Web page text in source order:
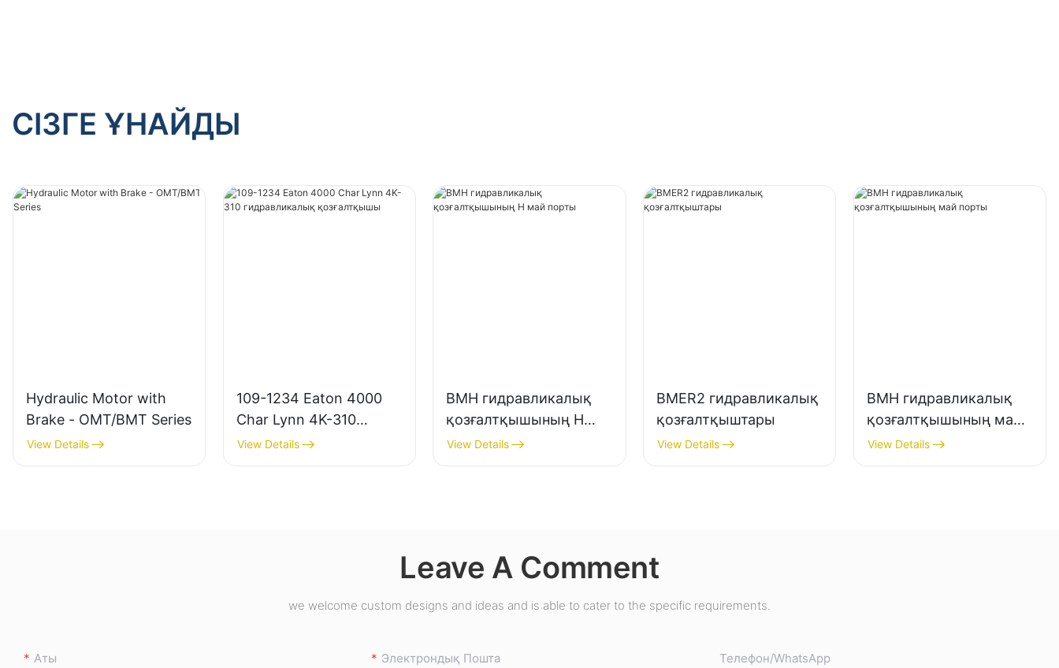
СІЗГЕ ҰНАЙДЫ
Hydraulic Motor with
Brake - OMT/BMT Series
View Details
109-1234 Eaton 4000
Char Lynn 4K-310
гидравликалық
қозғалтқышы
View Details
BMH гидравликалық
қозғалтқышының H
май порты
View Details
BMER2 гидравликалық
қозғалтқыштары
View Details
BMH гидравликалық
қозғалтқышының май
порты
View Details
Leave A Comment
we welcome custom designs and ideas and is able to cater to the specific requirements.
Аты Электрондық Пошта Телефон/whatsApp